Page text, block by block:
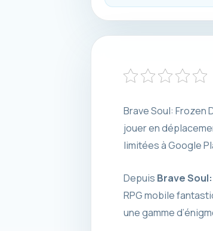
Brave Soul: Frozen
jouer en
limitées à Google
Depuis Brave
RPG mobile
une gamme